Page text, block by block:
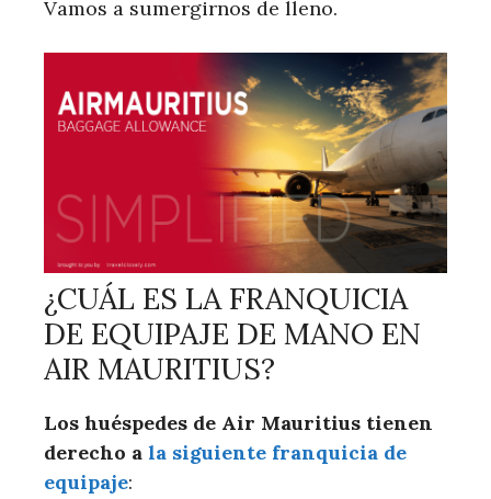
Vamos a sumergirnos de lleno.
¿CUÁL ES LA FRANQUICIA
DE EQUIPAJE DE MANO EN
AIR MAURITIUS?
Los huéspedes de Air Mauritius tienen
derecho a la siguiente franquicia de
equipaje: